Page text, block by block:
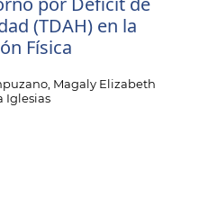
(TDAH) en la
Física
Magaly Elizabeth
Iglesias